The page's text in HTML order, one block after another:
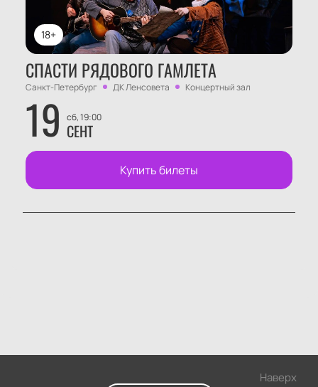
18+
СПАСТИ РЯДОВОГО ГАМЛЕТА
Санкт-Петербург ДК Ленсовета Концертный зал
19 сб, 19:00
СЕНТ
Купить билеты
Наверх